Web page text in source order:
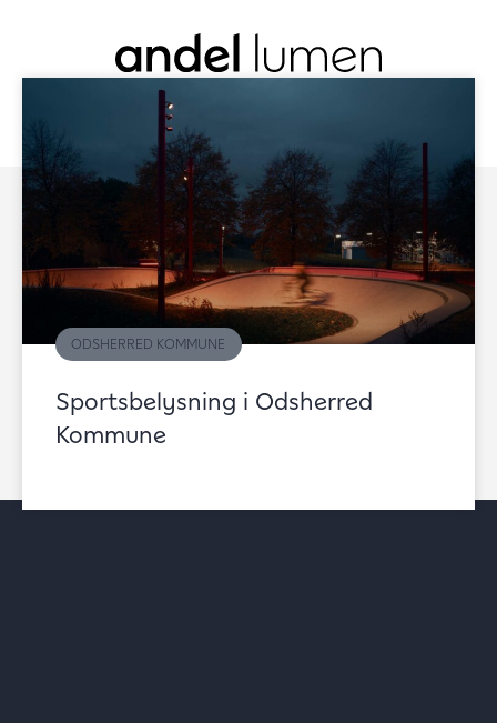
FEJLMELD
Kunde: Odsherred
ODSHERRED KOMMUNE
Sportsbelysning i Odsherred
Kommune